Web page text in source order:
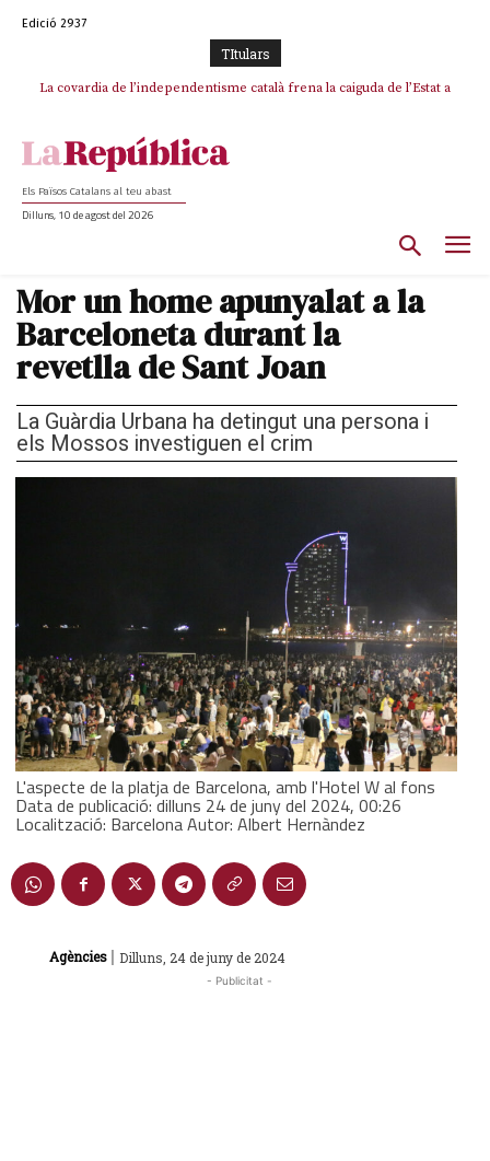
Edició 2937
TItulars
La covardia de l’independentisme català frena la caiguda de l’Estat a
Crònica estiuenca d’un pacte congelat (4): ERC permet un altre flagrant
Els Països Catalans al teu abast
Dilluns, 10 de agost del 2026
Mor un home apunyalat a la
Barceloneta durant la
revetlla de Sant Joan
La Guàrdia Urbana ha detingut una persona i
els Mossos investiguen el crim
L'aspecte de la platja de Barcelona, amb l'Hotel W al fons
Data de publicació: dilluns 24 de juny del 2024, 00:26
Localització: Barcelona Autor: Albert Hernàndez
Agències | Dilluns, 24 de juny de 2024
- Publicitat -